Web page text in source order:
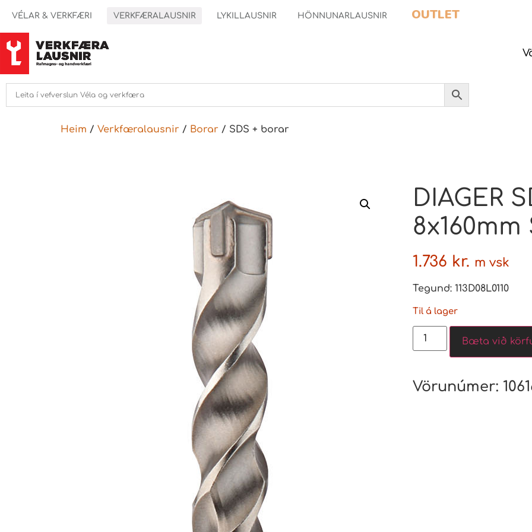
VÉLAR & VERKFÆRI VERKFÆRALAUSNIR LYKILLAUSNIR HÖNNUNARLAUSNIR OUTLET
Heim / Verkfæralausnir / Borar / SDS + borar
DIAGER
1.736 kr. m vsk
Tegund: 113D08L0110
Til á lager
Bæta við
Vörunúmer: